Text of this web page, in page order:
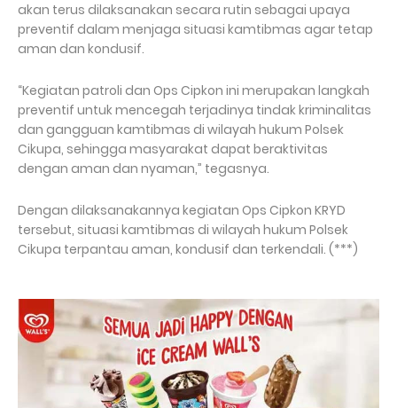
akan terus dilaksanakan secara rutin sebagai upaya
preventif dalam menjaga situasi kamtibmas agar tetap
aman dan kondusif.
“Kegiatan patroli dan Ops Cipkon ini merupakan langkah
preventif untuk mencegah terjadinya tindak kriminalitas
dan gangguan kamtibmas di wilayah hukum Polsek
Cikupa, sehingga masyarakat dapat beraktivitas
dengan aman dan nyaman,” tegasnya.
Dengan dilaksanakannya kegiatan Ops Cipkon KRYD
tersebut, situasi kamtibmas di wilayah hukum Polsek
Cikupa terpantau aman, kondusif dan terkendali. (***)